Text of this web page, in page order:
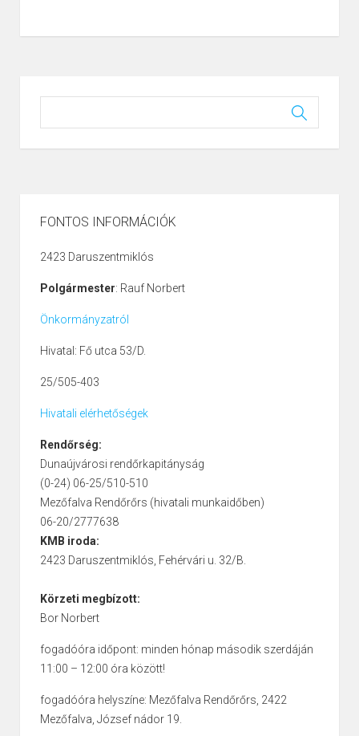
FONTOS INFORMÁCIÓK
2423 Daruszentmiklós
Polgármester: Rauf Norbert
Önkormányzatról
Hivatal: Fő utca 53/D.
25/505-403
Hivatali elérhetőségek
Rendőrség:
Dunaújvárosi rendőrkapitányság
(0-24) 06-25/510-510
Mezőfalva Rendőrőrs (hivatali munkaidőben)
06-20/2777638
KMB iroda:
2423 Daruszentmiklós, Fehérvári u. 32/B.
Körzeti megbízott:
Bor Norbert
fogadóóra időpont: minden hónap második szerdáján
11:00 – 12:00 óra között!
fogadóóra helyszíne: Mezőfalva Rendőrőrs, 2422
Mezőfalva, József nádor 19.